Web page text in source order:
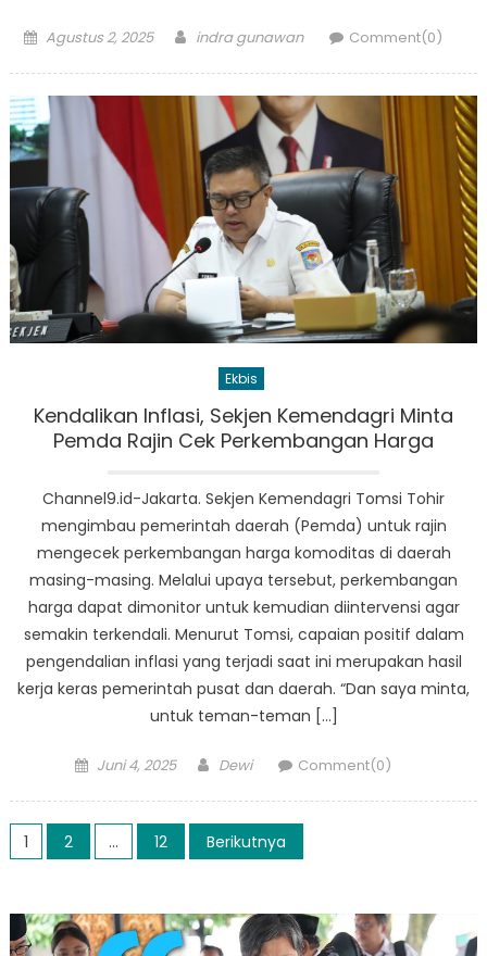
Posted
Agustus 2, 2025 Author
indra gunawan Comment(0)
Ekbis
Kendalikan Inflasi, Sekjen Kemendagri Minta
Pemda Rajin Cek Perkembangan Harga
Channel9.id-Jakarta. Sekjen Kemendagri Tomsi Tohir
mengimbau pemerintah daerah (Pemda) untuk rajin
mengecek perkembangan harga komoditas di daerah
masing-masing. Melalui upaya tersebut, perkembangan
harga dapat dimonitor untuk kemudian diintervensi agar
semakin terkendali. Menurut Tomsi, capaian positif dalam
pengendalian inflasi yang terjadi saat ini merupakan hasil
kerja keras pemerintah pusat dan daerah. “Dan saya minta,
untuk teman-teman […]
Posted
Juni 4, 2025 Author
Dewi Comment(0)
Paginasi
1 2 … 12 Berikutnya